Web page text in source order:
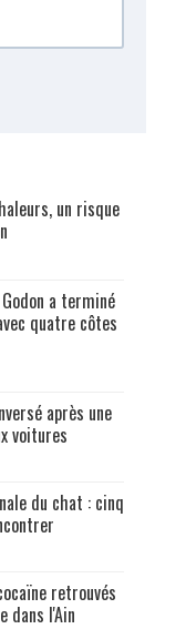
un risque
a terminé
quatre côtes
après une
voitures
du chat : cinq
retrouvés
dans l'Ain